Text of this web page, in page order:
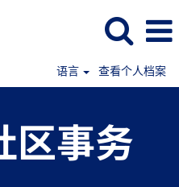
语言 查看个人档案
区事务